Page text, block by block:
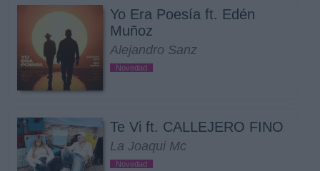
Yo Era Poesía ft. Edén
Muñoz
Alejandro Sanz
Novedad
Te Vi ft. CALLEJERO FINO
La Joaqui Mc
Novedad